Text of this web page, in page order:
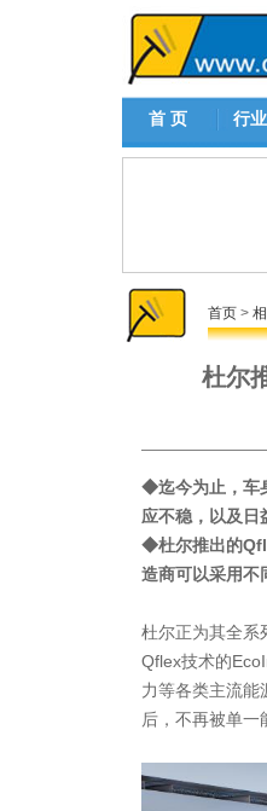
首 页 行
首页 >
杜尔
◆迄今为止，车
应不稳，以及日
◆杜尔推出的
造商可以采用不
杜尔正为其全
Qflex技术的
力等各类主流能
后，不再被单一